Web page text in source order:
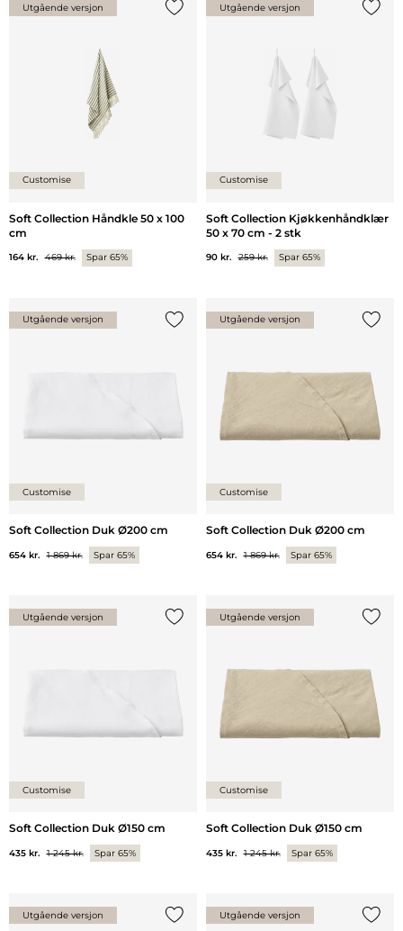
Utgående versjon
Customise
Soft Collection Håndkle 50 x 100
cm
164 kr. 469 kr. Spar 65%
Utgående versjon
Customise
Soft Collection Kjøkkenhåndklær
50 x 70 cm - 2 stk
90 kr. 259 kr. Spar 65%
Utgående versjon
Customise
Soft Collection Duk Ø200 cm
654 kr. 1 869 kr. Spar 65%
Utgående versjon
Customise
Soft Collection Duk Ø200 cm
654 kr. 1 869 kr. Spar 65%
Utgående versjon
Customise
Soft Collection Duk Ø150 cm
435 kr. 1 245 kr. Spar 65%
Utgående versjon
Customise
Soft Collection Duk Ø150 cm
435 kr. 1 245 kr. Spar 65%
Utgående versjon Utgående versjon